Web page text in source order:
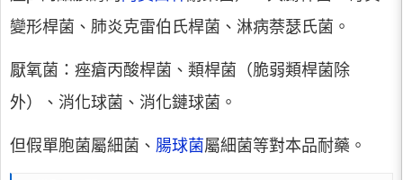
變形桿菌、肺炎克雷伯氏桿菌、淋病萘瑟氏菌。
厭氧菌：痤瘡丙酸桿菌、類桿菌（脆弱類桿菌除
外）、消化球菌、消化鏈球菌。
但假單胞菌屬細菌、 腸球菌屬細菌等對本品耐藥。